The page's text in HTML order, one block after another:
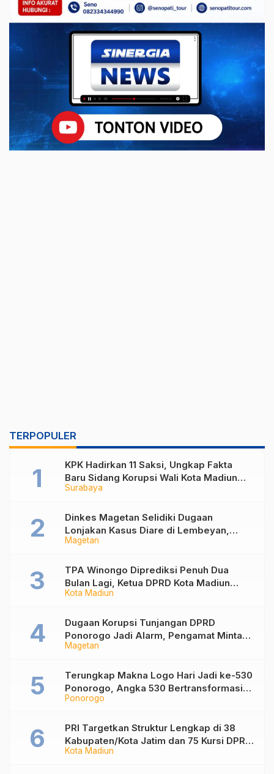
TERPOPULER
Surabaya
KPK Hadirkan 11 Saksi, Ungkap Fakta
Baru Sidang Korupsi Wali Kota Madiun
Nonaktif Maidi
Magetan
Dinkes Magetan Selidiki Dugaan
Lonjakan Kasus Diare di Lembeyan,
Lakukan Penyelidikan Epidemiologi
Kota Madiun
TPA Winongo Diprediksi Penuh Dua
Bulan Lagi, Ketua DPRD Kota Madiun
Desak Pemkot Percepat Penanganan
Magetan
Dugaan Korupsi Tunjangan DPRD
Ponorogo Jadi Alarm, Pengamat Minta
Magetan Perkuat Tata Kelola
Ponorogo
Terungkap Makna Logo Hari Jadi ke-530
Ponorogo, Angka 530 Bertransformasi
Jadi Sekar Kinanthi
Kota Madiun
PRI Targetkan Struktur Lengkap di 38
Kabupaten/Kota Jatim dan 75 Kursi DPR
RI pada Pemilu 2029